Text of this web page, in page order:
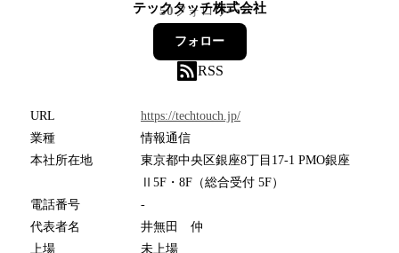
テックタッチ株式会社
50フォロワー
フォロー
RSS
URL
https://techtouch.jp/
業種
情報通信
本社所在地
東京都中央区銀座8丁目17-1 PMO銀座
Ⅱ5F・8F（総合受付 5F）
電話番号
-
代表者名
井無田 仲
上場
未上場